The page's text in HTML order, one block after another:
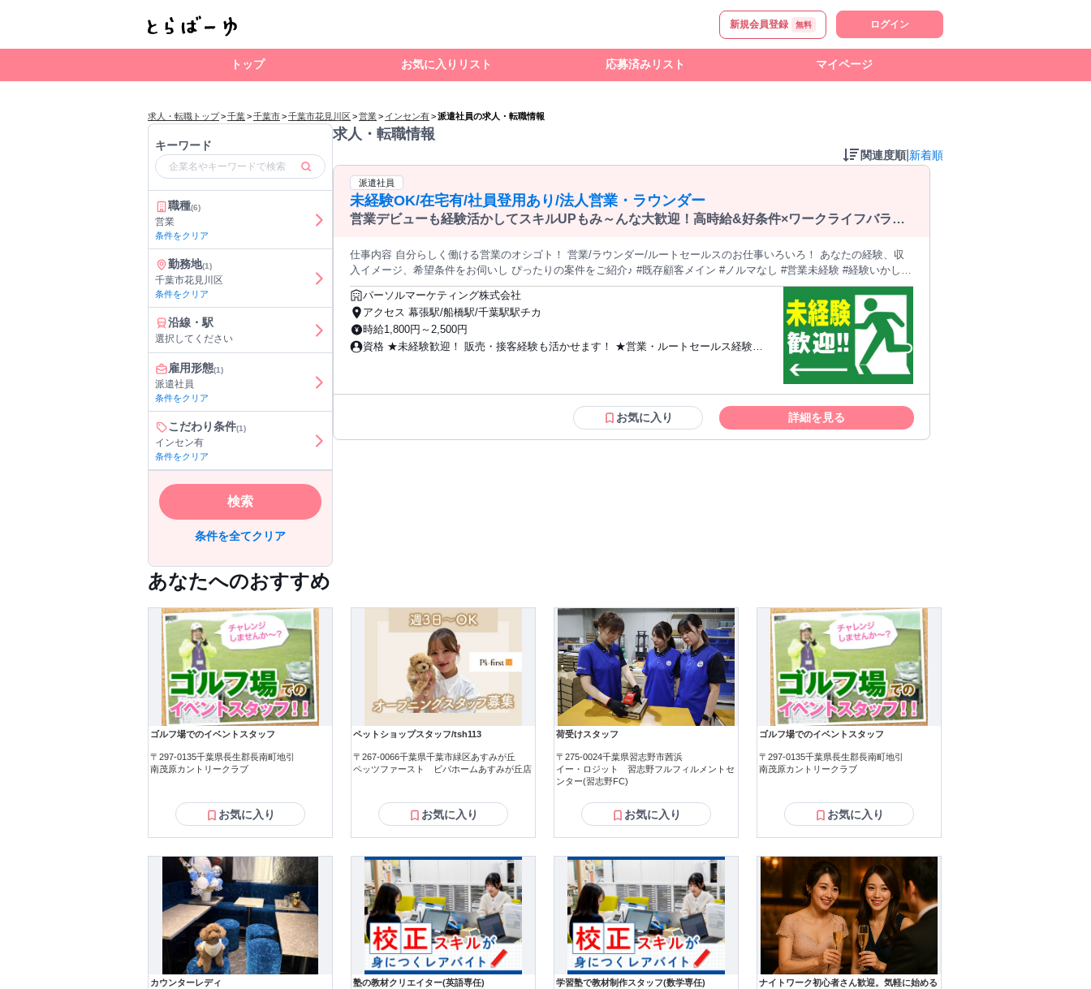
新規会員登録 無料 ログイン
トップ お気に入りリスト 応募済みリスト マイページ
求人・転職トップ>千葉>千葉市>千葉市花見川区>営業> インセン有>派遣社員の求人・転職情報
キーワード
職種(6)
営業
条件をクリア
勤務地(1)
千葉市花見川区
条件をクリア
沿線・駅
選択してください
雇用形態(1)
派遣社員
条件をクリア
こだわり条件(1)
インセン有
条件をクリア
検索
条件を全てクリア
求人・転職情報
関連度順 新着順
派遣社員
未経験OK/在宅有/社員登用あり/法人営業・ラウンダー
営業デビューも経験活かしてスキルUPもみ～んな大歓迎！高時給&好条件×ワークライフバラン
仕事内容 自分らしく働ける営業のオシゴト！ 営業/ラウンダー/ルートセールスのお仕事いろいろ！ あなたの経験、収
入イメージ、希望条件をお伺いし ぴったりの案件をご紹介♪ #既存顧客メイン #ノルマなし #営業未経験 #経験いかして
スキルUP #残業少なめ #土日祝休み #基本、直行直帰 #在宅あり #大手企業 #今より収入UP #新規営業でバリバリ働き
たい #お客様との信頼関係をじっくり築いていきたい #インセンティブあり #オフィスカジュアル #ベンチャー #無形商
材 #有形商材 #キャリアUP #正社員登用あり #研修制度が充実 などなど お仕事一例 ■ 新規・既存営業、法人営業、販
促ラウンダー、登録促進など ■ 商材：ネット回線／OA機器／ウォーターサーバー／ITサービスなど ＜案件例＞ 法人向
け空調設備サービスの案内（豊洲） 建設機械レンタル営業（八丁堀） 登録促進コール（浜松町／新橋） 通信系サービ
ー・アパレル、コスメメーカーなど まずはご相談ください！ ■ 未経験から営業デビューしたスタッフも多数活躍中！
■ 正社員登用制度あり！長期キャリア形成にもおすすめ 「営業職に興味がある」「稼げる仕事がしたい」そんなあなた
にピッタリの案件が勢揃い！ 販売・接客・事務など他業種からの転職者も多く活躍中です。 勤務曜日・時間など、柔
軟に相談可能な案件もあるので、 あなたのライフスタイルに合った働き方が見つかります。
パーソルマーケティング株式会社
アクセス 幕張駅/船橋駅/千葉駅駅チカ
時給1,800円～2,500円
資格 ★未経験歓迎！ 販売・接客経験も活かせます！ ★営業・ルートセールス経験あ
お気に入り 詳細を見る
あなたへのおすすめ
ゴルフ場でのイベントスタッフ
〒297-0135千葉県長生郡長南町地引
南茂原カントリークラブ
お気に入り
ペットショップスタッフ/tsh113
〒267-0066千葉県千葉市緑区あすみが丘
ペッツファースト ビバホームあすみが丘店
お気に入り
荷受けスタッフ
〒275-0024千葉県習志野市茜浜
イー・ロジット 習志野フルフィルメントセ
ンター(習志野FC)
お気に入り
ゴルフ場でのイベントスタッフ
〒297-0135千葉県長生郡長南町地引
南茂原カントリークラブ
お気に入り
カウンターレディ 塾の教材クリエイター(英語専任) 学習塾で教材制作スタッフ(数学専任)
ナイトワーク初心者さん歓迎。気軽に始める